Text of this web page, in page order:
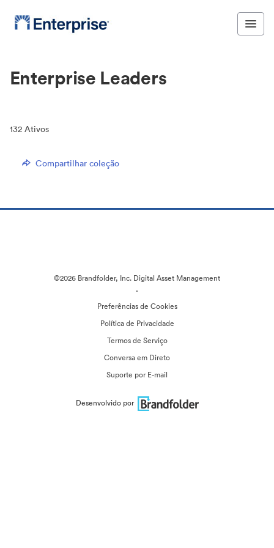
Enterprise Leaders
132 Ativos
Compartilhar coleção
©2026 Brandfolder, Inc. Digital Asset Management
·
Preferências de Cookies
Política de Privacidade
Termos de Serviço
Conversa em Direto
Suporte por E-mail
Desenvolvido por